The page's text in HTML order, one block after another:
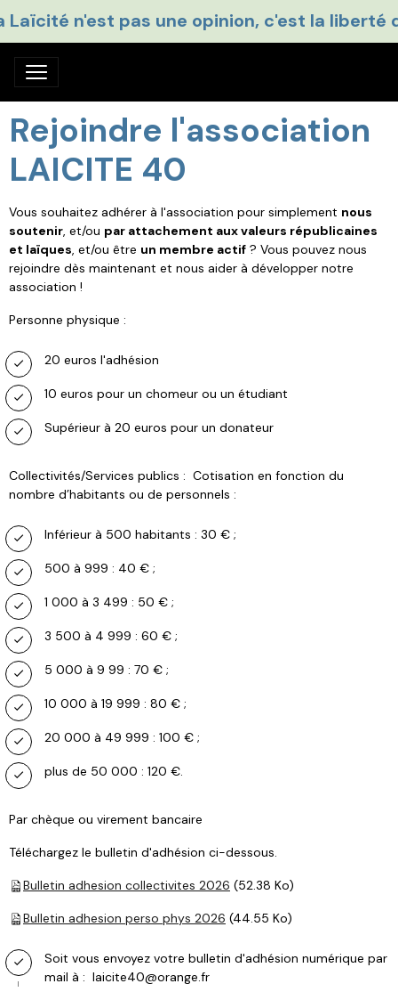
Laïcité n'est pas une opinion, c'est la liberté
Rejoindre l'association
LAICITE 40
Vous souhaitez adhérer à l'association pour simplement nous
soutenir, et/ou par attachement aux valeurs républicaines
et laïques, et/ou être un membre actif ? Vous pouvez nous
rejoindre dès maintenant et nous aider à développer notre
association !
Personne physique :
20 euros l'adhésion
10 euros pour un chomeur ou un étudiant
Supérieur à 20 euros pour un donateur
Collectivités/Services publics : Cotisation en fonction du
nombre d’habitants ou de personnels :
Inférieur à 500 habitants : 30 € ;
500 à 999 : 40 € ;
1 000 à 3 499 : 50 € ;
3 500 à 4 999 : 60 € ;
5 000 à 9 99 : 70 € ;
10 000 à 19 999 : 80 € ;
20 000 à 49 999 : 100 € ;
plus de 50 000 : 120 €.
Par chèque ou virement bancaire
Téléchargez le bulletin d'adhésion ci-dessous.
Bulletin adhesion collectivites 2026 (52.38 Ko)
Bulletin adhesion perso phys 2026 (44.55 Ko)
Soit vous envoyez votre bulletin d'adhésion numérique par
mail à : laicite40@orange.fr